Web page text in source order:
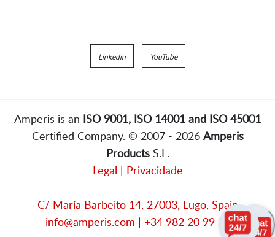
Linkedin YouTube
Amperis is an ISO 9001, ISO 14001 and ISO 45001
Certified Company. © 2007 - 2026 Amperis
ProductsS.L.
Legal | Privacidade
C/ María Barbeito 14, 27003, Lugo, Spain
info@amperis.com | +34 982 20 99 20